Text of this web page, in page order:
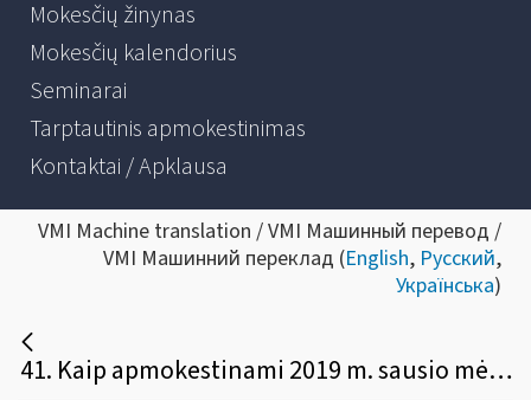
Mokesčių žinynas
Mokesčių kalendorius
Seminarai
Tarptautinis apmokestinimas
Kontaktai / Apklausa
VMI Machine translation / VMI Машинный перевод /
VMI Машинний переклад (English, Русский,
Українська)
41. Kaip apmokestinami 2019 m. sausio mėn. išmokėti atostoginiai už 2018 m. gruodžio mėn. (pvz., 2018 m. gruodžio 20-31 d.)? Koks NPD taikomas?